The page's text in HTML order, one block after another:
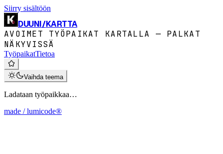
Siirry sisältöön
DUUNI/KARTTA
AVOIMET TYÖPAIKAT KARTALLA — PALKAT
NÄKYVISSÄ
TyöpaikatTietoa
Vaihda teema
Ladataan työpaikkaa…
made / lumicode®